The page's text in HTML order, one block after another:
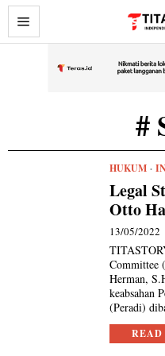
#
HUKUM ·
Legal
Otto
13/05/2022
Committee
Herman,
keabsahan
(Peradi)
READ